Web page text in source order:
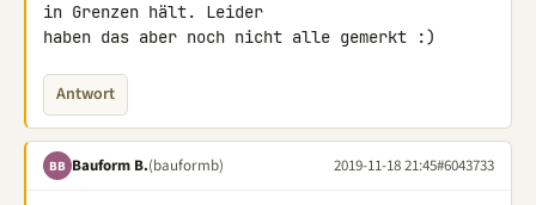
in Grenzen hält. Leider
haben das aber noch nicht alle gemerkt :)
Antwort
BB Bauform B.(bauformb) 2019-11-18 21:45#6043733